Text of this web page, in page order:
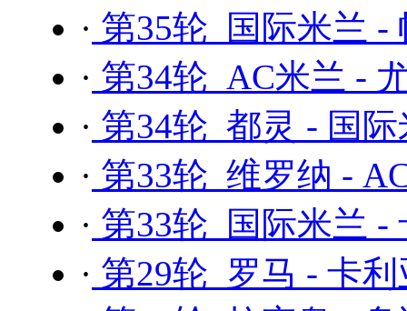
· 第35轮 国际米兰 -
· 第34轮 AC米兰 -
· 第34轮 都灵 - 国
· 第33轮 维罗纳 -
· 第33轮 国际米兰 -
· 第29轮 罗马 - 卡